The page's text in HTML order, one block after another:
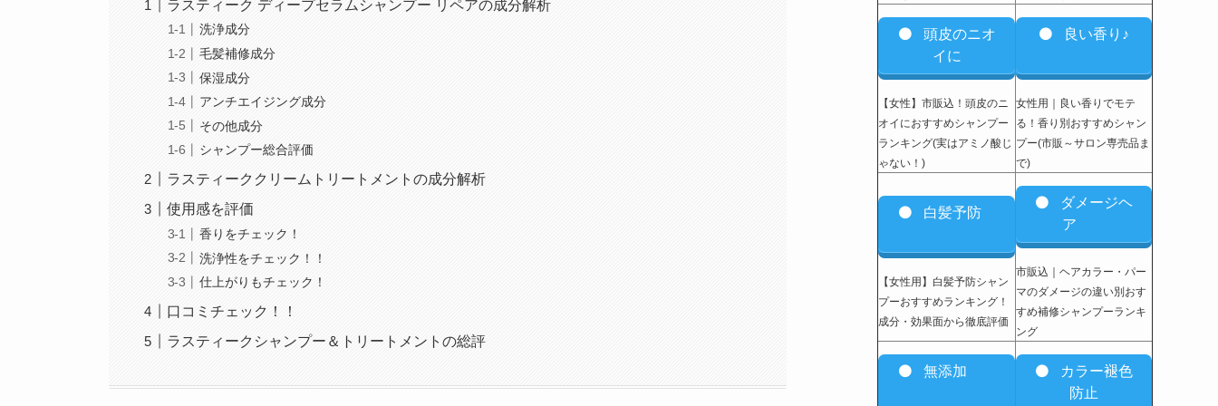
ラスティーク ディープセラムシャンプー リペアの成分解析
洗浄成分
毛髪補修成分
保湿成分
アンチエイジング成分
その他成分
シャンプー総合評価
ラスティーククリームトリートメントの成分解析
使用感を評価
香りをチェック！
洗浄性をチェック！！
仕上がりもチェック！
口コミチェック！！
ラスティークシャンプー＆トリートメントの総評
頭皮のニオ
イに
【女性】市販込 ！頭皮のニ
オイにおすすめシャンプー
ランキング(実はアミノ酸じ
ゃない！)
良い香り♪
女性用｜良い香りでモテ
る！香り別おすすめシャン
プー(市販～サロン専売品ま
で)
白髪予防
【女性用】白髪予防シャン
プーおすすめランキング！
成分・効果面から徹底評価
ダメージヘ
ア
市販込｜ヘアカラー・パー
マのダメージの違い別おす
すめ補修シャンプーランキ
ング
無添加
カラー褪色
防止